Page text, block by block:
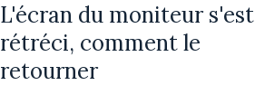
L'écran du moniteur s'est
rétréci, comment le
retourner